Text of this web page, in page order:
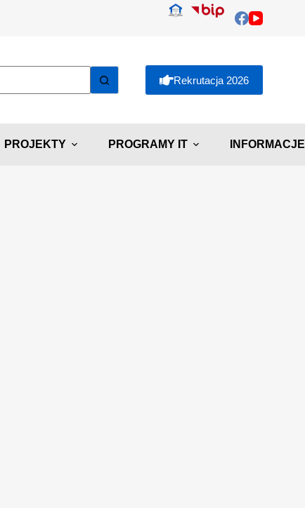
Rekrutacja 2026
PROJEKTY PROGRAMY IT INFORMACJE